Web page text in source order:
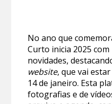
No ano que
Curto inicia 2025
novidades,
website, que vai
14 de janeiro. Esta
fotografias e de